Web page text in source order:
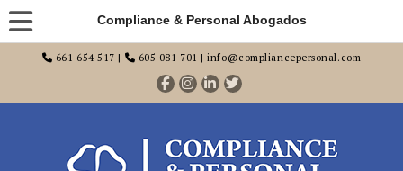
Compliance & Personal Abogados
661 654 517 | 605 081 701 | info@compliancepersonal.com